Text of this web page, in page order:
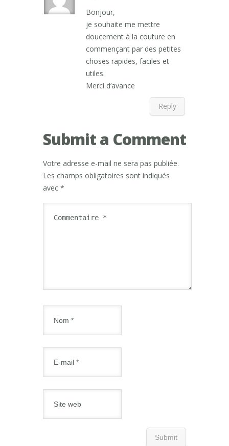
Bonjour,
je souhaite me mettre
doucement à la couture en
commençant par des petites
choses rapides, faciles et
utiles.
Merci d’avance
Reply
Submit a Comment
Votre adresse e-mail ne sera pas publiée.
Les champs obligatoires sont indiqués
avec *